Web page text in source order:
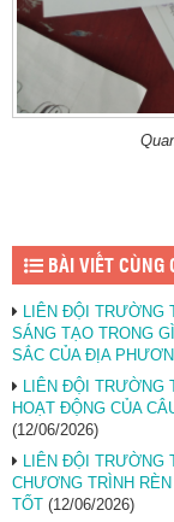
BÀI VIẾT CÙNG
LIÊN ĐỘI TRƯỜNG
SÁNG TẠO TRONG
SẮC CỦA ĐỊA
LIÊN ĐỘI TRƯỜNG
HOẠT ĐỘNG CỦA
(12/06/2026)
LIÊN ĐỘI TRƯỜNG
CHƯƠNG TRÌNH
TỐT (12/06/2026)